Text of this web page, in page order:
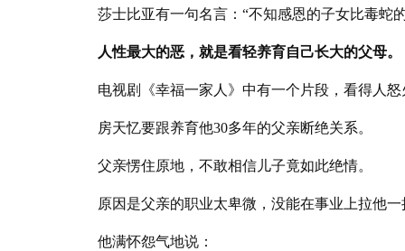
莎士比亚有一句名言：“不知感恩的子女比毒蛇
人性最大的恶，就是看轻养育自己长大的父母。
电视剧《幸福一家人》中有一个片段，看得人
房天忆要跟养育他30多年的父亲断绝关系。
父亲愣住原地，不敢相信儿子竟如此绝情。
原因是父亲的职业太卑微，没能在事业上拉他
他满怀怨气地说：